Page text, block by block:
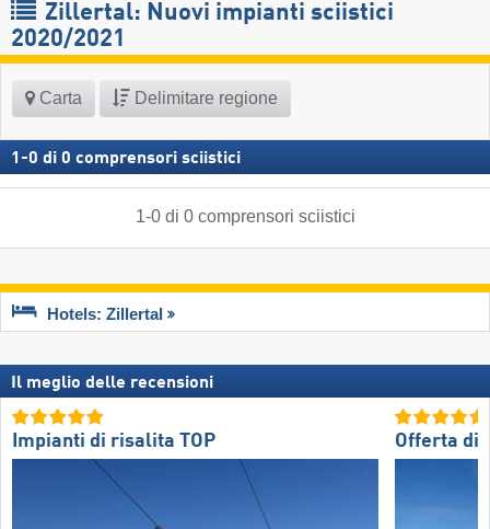
Zillertal: Nuovi impianti sciistici
2020/2021
Carta Delimitare regione
1 -0 di 0 comprensori sciistici
1-0di 0 comprensori sciistici
Hotels: Zillertal
Il meglio delle recensioni
Impianti di risalita TOP Offerta di